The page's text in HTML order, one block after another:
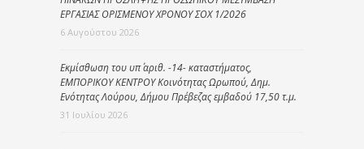
ΕΡΓΑΣΙΑΣ ΟΡΙΣΜΕΝΟΥ ΧΡΟΝΟΥ ΣΟΧ 1/2026
6 Αυγούστου 2026
Εκμίσθωση του υπ΄ αριθ. -14- καταστήματος,
ΕΜΠΟΡΙΚΟΥ ΚΕΝΤΡΟΥ Κοινότητας Ωρωπού, Δημ.
Ενότητας Λούρου, Δήμου Πρέβεζας εμβαδού 17,50 τ.μ.
31 Ιουλίου 2026